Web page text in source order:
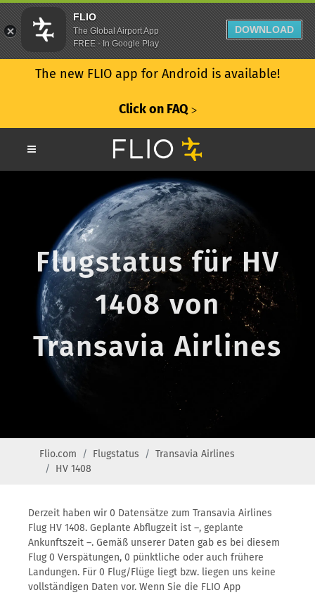
The new FLIO app for Android is available!
Click on FAQ ᐳ
Flugstatus für HV
1408 von
Transavia Airlines
Flio.com Flugstatus
Transavia Airlines
HV 1408
Derzeit haben wir 0 Datensätze zum Transavia Airlines
Flug HV 1408. Geplante Abflugzeit ist –, geplante
Ankunftszeit –. Gemäß unserer Daten gab es bei diesem
Flug 0 Verspätungen, 0 pünktliche oder auch frühere
Landungen. Für 0 Flug/Flüge liegt bzw. liegen uns keine
vollständigen Daten vor. Wenn Sie die FLIO App
FLIO
The Global Airport App
FREE - In Google Play
DOWNLOAD